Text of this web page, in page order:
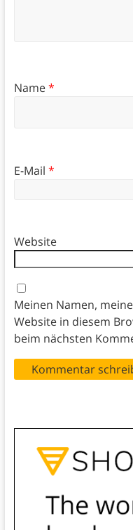
Name*
E-Mail *
Website
Meinen Namen,
Website in diesem
beim nächsten